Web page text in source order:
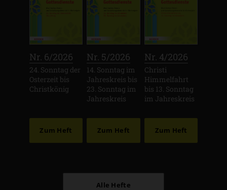
Nr. 6/2026
24. Sonntag der
Osterzeit bis
Christkönig
Zum Heft
Nr. 5/2026
14. Sonntag im
Jahreskreis bis
23. Sonntag im
Jahreskreis
Zum Heft
Nr. 4/2026
Christi
Himmelfahrt
bis 13. Sonntag
im Jahreskreis
Zum Heft
Alle Hefte